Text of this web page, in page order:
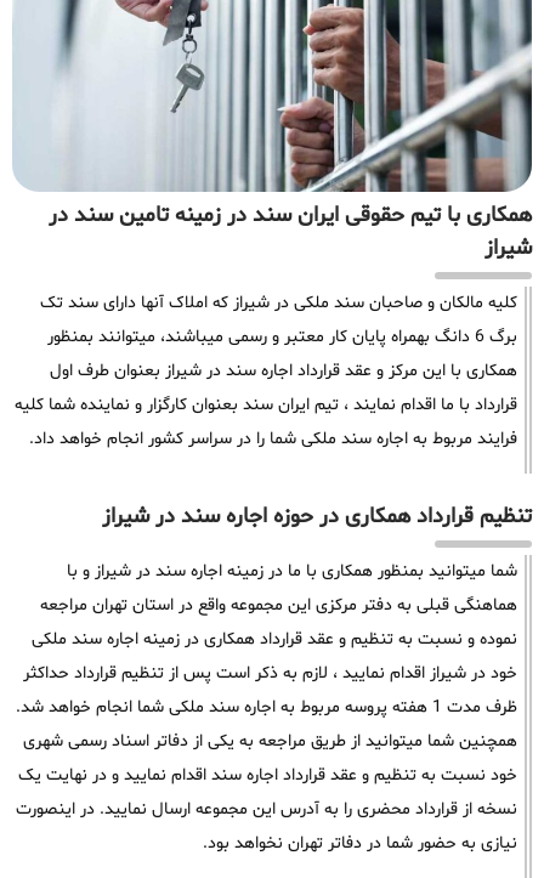
همکاری با تیم حقوقی ایران سند در زمینه تامین سند در
شیراز
کلیه مالکان و صاحبان سند ملکی در شیراز که املاک آنها دارای سند تک
برگ 6 دانگ بهمراه پایان کار معتبر و رسمی میباشند، میتوانند بمنظور
همکاری با این مرکز و عقد قرارداد اجاره سند در شیراز بعنوان طرف اول
قرارداد با ما اقدام نمایند ، تیم ایران سند بعنوان کارگزار و نماینده شما کلیه
فرایند مربوط به اجاره سند ملکی شما را در سراسر کشور انجام خواهد داد.
تنظیم قرارداد همکاری در حوزه اجاره سند در شیراز
شما میتوانید بمنظور همکاری با ما در زمینه اجاره سند در شیراز و با
هماهنگی قبلی به دفتر مرکزی این مجموعه واقع در استان تهران مراجعه
نموده و نسبت به تنظیم و عقد قرارداد همکاری در زمینه اجاره سند ملکی
خود در شیراز اقدام نمایید ، لازم به ذکر است پس از تنظیم قرارداد حداکثر
ظرف مدت 1 هفته پروسه مربوط به اجاره سند ملکی شما انجام خواهد شد.
همچنین شما میتوانید از طریق مراجعه به یکی از دفاتر اسناد رسمی شهری
خود نسبت به تنظیم و عقد قرارداد اجاره سند اقدام نمایید و در نهایت یک
نسخه از قرارداد محضری را به آدرس این مجموعه ارسال نمایید. در اینصورت
نیازی به حضور شما در دفاتر تهران نخواهد بود.